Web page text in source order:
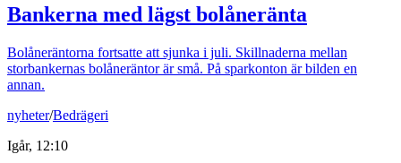
Bankerna med lägst bolåneränta
Bolåneräntorna fortsatte att sjunka i juli. Skillnaderna mellan
storbankernas bolåneräntor är små. På sparkonton är bilden en
annan.
nyheter/Bedrägeri
Igår, 12:10